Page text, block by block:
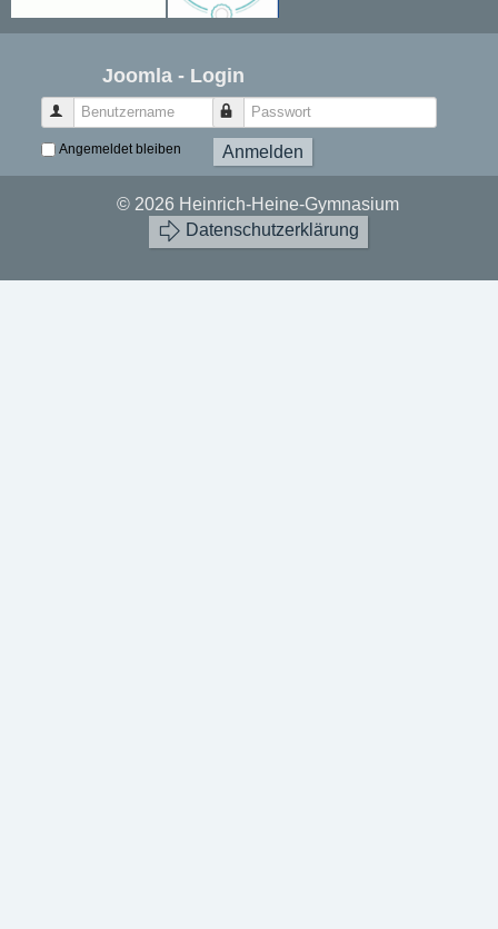
Joomla - Login
Benutzername Passwort
Angemeldet bleiben Anmelden
© 2026 Heinrich-Heine-Gymnasium
Datenschutzerklärung